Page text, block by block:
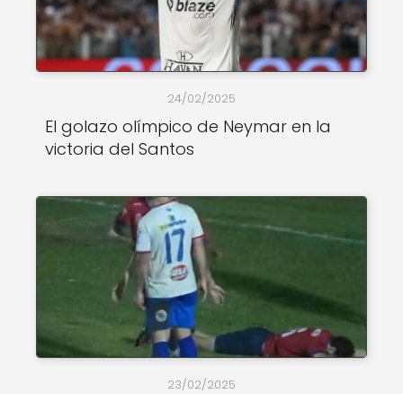
24/02/2025
El golazo olímpico de Neymar en la
victoria del Santos
23/02/2025